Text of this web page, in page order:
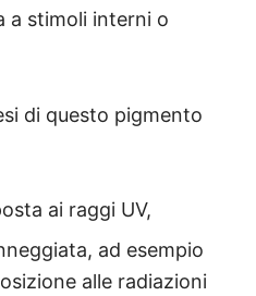
a stimoli interni o
di questo pigmento
ai raggi UV,
ad esempio
alle radiazioni